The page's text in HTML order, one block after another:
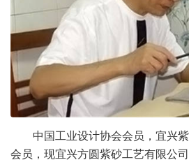
中国工业设计协会会员，宜兴紫
会员，现宜兴方圆紫砂工艺有限公